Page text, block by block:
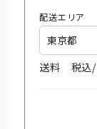
配送エリア
送料 税込/